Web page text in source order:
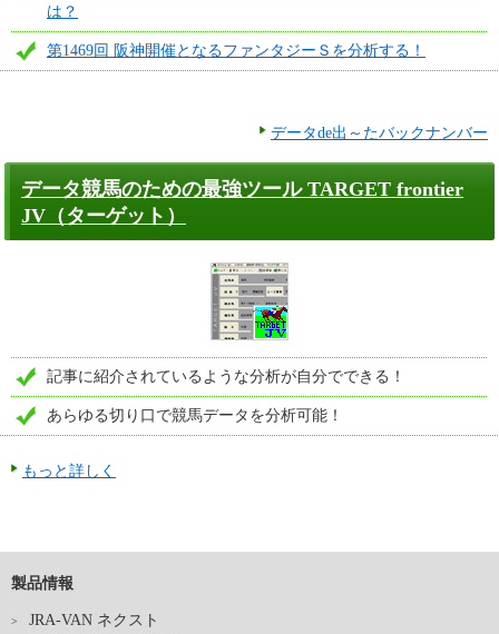
は？
第1469回 阪神開催となるファンタジーＳを分析する！
データde出～たバックナンバー
データ競馬のための最強ツール TARGET frontier
JV（ターゲット）
記事に紹介されているような分析が自分でできる！
あらゆる切り口で競馬データを分析可能！
もっと詳しく
製品情報
JRA-VAN ネクスト